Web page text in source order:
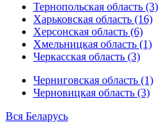
Тернопольская область (3)
Харьковская область (16)
Херсонская область (6)
Хмельницкая область (1)
Черкасская область (3)
Черниговская область (1)
Черновицкая область (3)
Вся Беларусь